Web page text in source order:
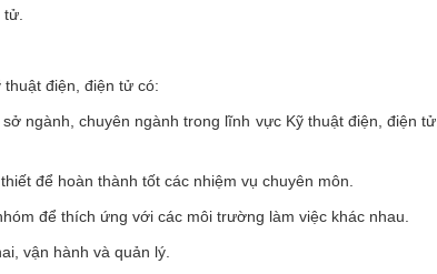
điện, điện tử có:
chuyên ngành trong lĩnh vực Kỹ thuật điện, điện tử
để hoàn thành tốt các nhiệm vụ chuyên môn.
để thích ứng với các môi trường làm việc khác nhau.
vận hành và quản lý.